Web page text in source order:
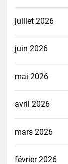
juillet 2026
juin 2026
mai 2026
avril 2026
mars 2026
février 2026